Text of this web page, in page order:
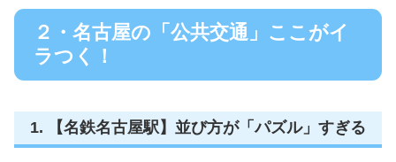
２・名古屋の「公共交通」ここがイ
ラつく！
1. 【名鉄名古屋駅】並び方が「パズル」すぎる